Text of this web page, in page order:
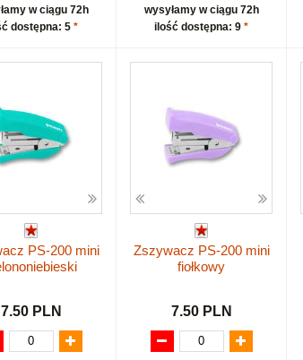
w ciągu 72h
dostępna: 5 *
wysyłamy w ciągu 72h
ilość dostępna: 9 *
PS-200 mini
7.50 PLN
Zszywacz PS-200 mini
fiołkowy
7.50 PLN